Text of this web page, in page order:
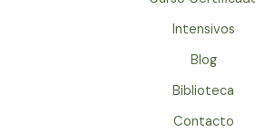
Intensivos
Blog
Biblioteca
Contacto